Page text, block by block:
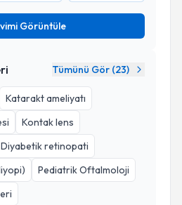
Görüntüle
Tümünü Gör (23)
Katarakt ameliyatı
Kontak lens
Diyabetik retinopati
Pediatrik Oftalmoloji